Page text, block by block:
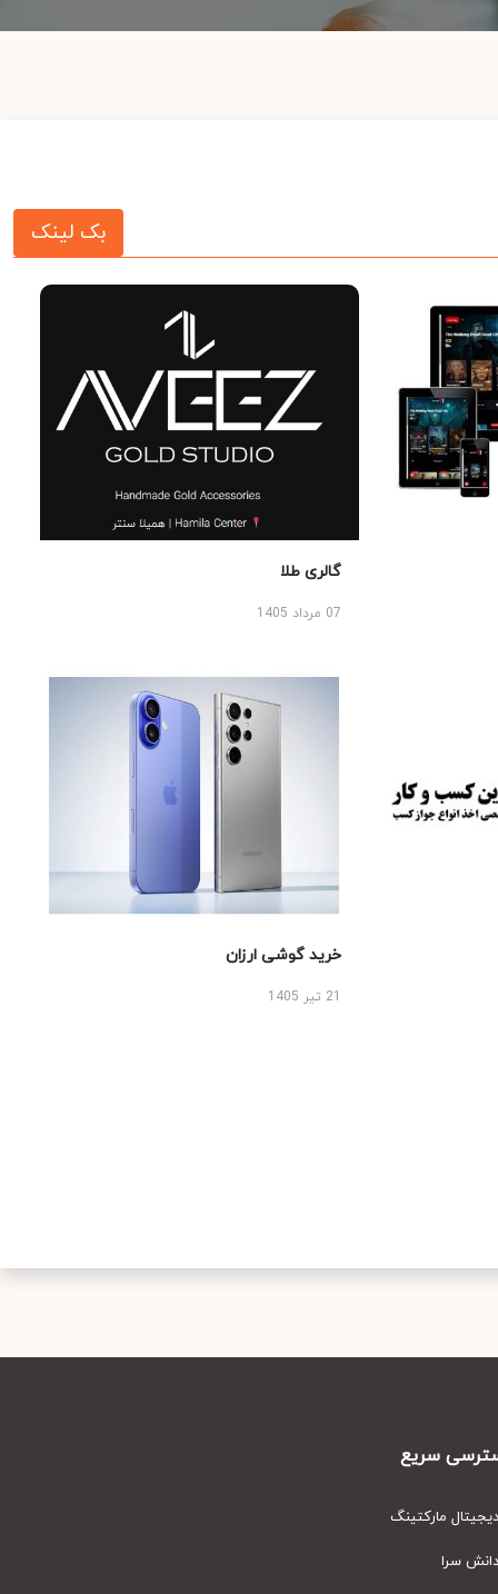
بک لینک
گالری طلا
07 مرداد 1405
خرید گوشی ارزان
سریع
مارکتینگ
سرا